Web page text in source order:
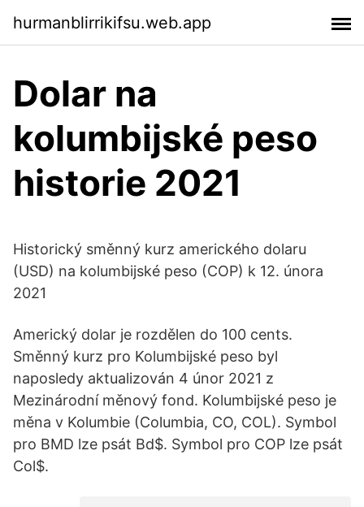
hurmanblirrikifsu.web.app
Dolar na
kolumbijské peso
historie 2021
Historický směnný kurz amerického dolaru
(USD) na kolumbijské peso (COP) k 12. února
2021
Americký dolar je rozdělen do 100 cents.
Směnný kurz pro Kolumbijské peso byl
naposledy aktualizován 4 únor 2021 z
Mezinárodní měnový fond. Kolumbijské peso je
měna v Kolumbie (Columbia, CO, COL). Symbol
pro BMD lze psát Bd$. Symbol pro COP lze psát
Col$.